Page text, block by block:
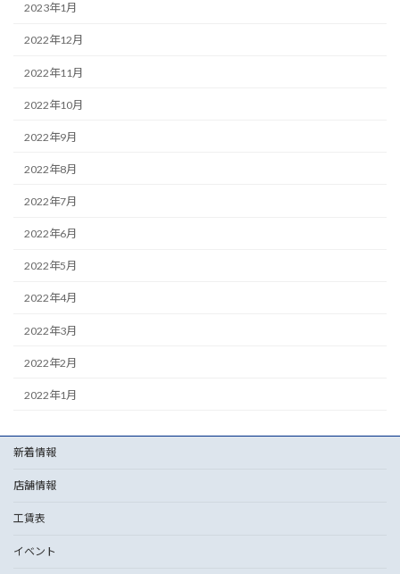
2023年1月
2022年12月
2022年11月
2022年10月
2022年9月
2022年8月
2022年7月
2022年6月
2022年5月
2022年4月
2022年3月
2022年2月
2022年1月
新着情報
店舗情報
工賃表
イベント